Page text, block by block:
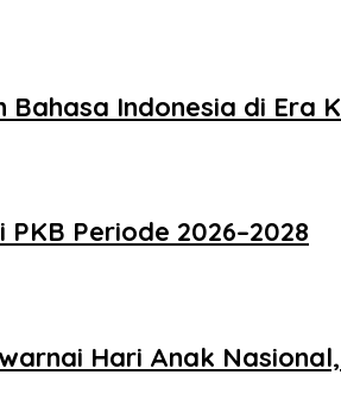
Bahasa Indonesia di Era
Periode 2026–2028
Hari Anak